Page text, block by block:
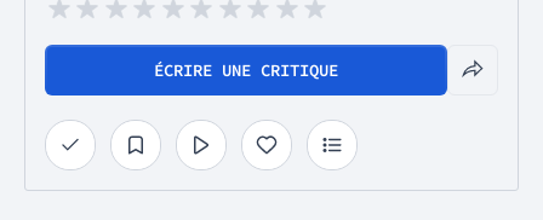
ÉCRIRE UNE CRITIQUE